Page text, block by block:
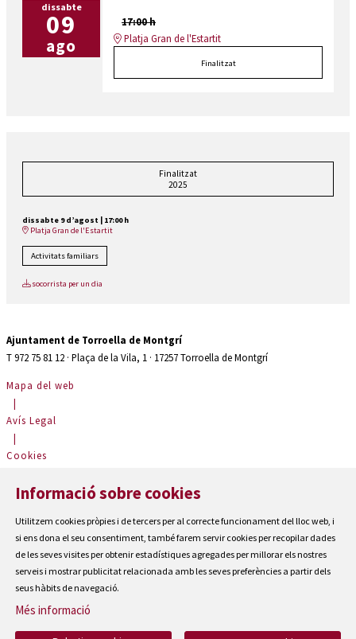
dissabte
09
ago
17:00 h
Platja Gran de l'Estartit
Finalitzat
Finalitzat
2025
dissabte 9 d’agost
17:00 h
Platja Gran de l'Estartit
Activitats familiars
socorrista per un dia
Ajuntament de Torroella de Montgrí
T 972 75 81 12 · Plaça de la Vila, 1 · 17257 Torroella de Montgrí
Mapa del web
|
Avís Legal
|
Cookies
Contactar
Accessibilitat
Informació sobre cookies
Utilitzem cookies pròpies i de tercers per al correcte funcionament del lloc web, i
si ens dona el seu consentiment, també farem servir cookies per recopilar dades
de les seves visites per obtenir estadístiques agregades per millorar els nostres
serveis i mostrar publicitat relacionada amb les seves preferències a partir dels
seus hàbits de navegació.
Més informació